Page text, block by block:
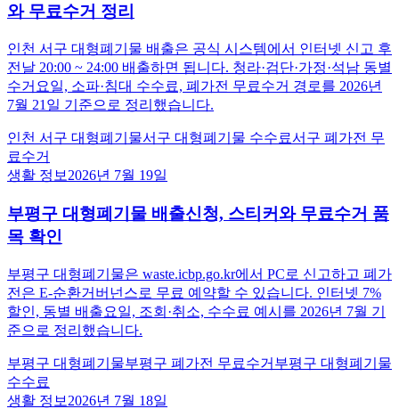
와 무료수거 정리
인천 서구 대형폐기물 배출은 공식 시스템에서 인터넷 신고 후
전날 20:00 ~ 24:00 배출하면 됩니다. 청라·검단·가정·석남 동별
수거요일, 소파·침대 수수료, 폐가전 무료수거 경로를 2026년
7월 21일 기준으로 정리했습니다.
인천 서구 대형폐기물서구 대형폐기물 수수료서구 폐가전 무
료수거
생활 정보 2026년 7월 19일
부평구 대형폐기물 배출신청, 스티커와 무료수거 품
목 확인
부평구 대형폐기물은 waste.icbp.go.kr에서 PC로 신고하고 폐가
전은 E-순환거버넌스로 무료 예약할 수 있습니다. 인터넷 7%
할인, 동별 배출요일, 조회·취소, 수수료 예시를 2026년 7월 기
준으로 정리했습니다.
부평구 대형폐기물부평구 폐가전 무료수거 부평구 대형폐기물
수수료
생활 정보 2026년 7월 18일